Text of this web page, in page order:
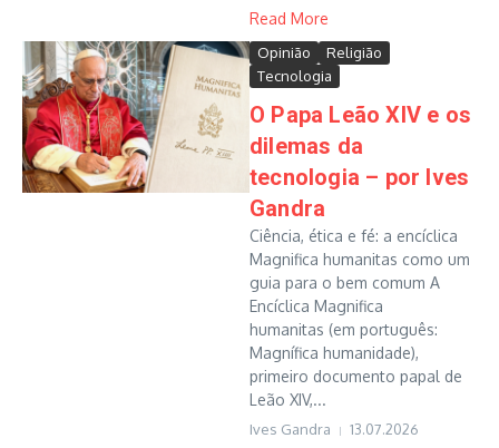
Read More
Opinião
Religião
Tecnologia
O Papa Leão XIV e os
dilemas da
tecnologia – por Ives
Gandra
Ciência, ética e fé: a encíclica
Magnifica humanitas como um
guia para o bem comum A
Encíclica Magnifica
humanitas (em português:
Magnífica humanidade),
primeiro documento papal de
Leão XIV,...
Ives Gandra 13.07.2026